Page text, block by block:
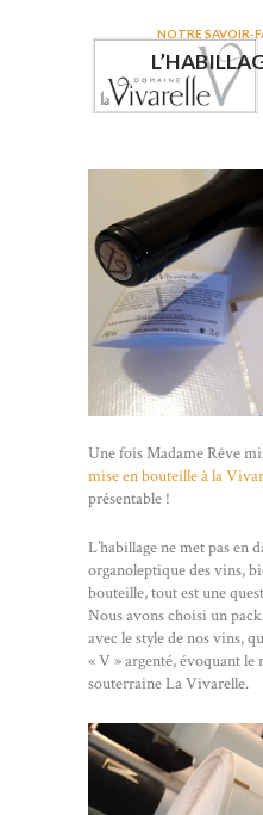
NOTRE SAVOIR-
Une fois Madame Rêve
mise en bouteille à la
présentable !
L’habillage ne met pas en
organoleptique des vins,
bouteille, tout est une
Nous avons choisi un
avec le style de nos vins,
« V » argenté, évoquant le
souterraine La Vivarelle.